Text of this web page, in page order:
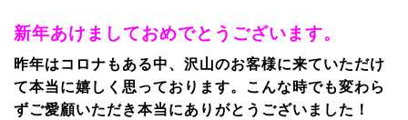
新年あけましておめでとうございます。
昨年はコロナもある中、沢山のお客様に来ていただけ
て本当に嬉しく思っております。こんな時でも変わら
ずご愛顧いただき本当にありがとうございました！